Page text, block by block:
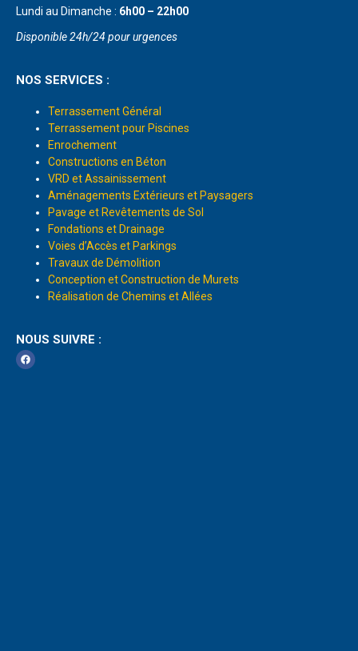
Lundi au Dimanche : 6h00 – 22h00
Disponible 24h/24 pour urgences
NOS SERVICES :
Terrassement Général
Terrassement pour Piscines
Enrochement
Constructions en Béton
VRD et Assainissement
Aménagements Extérieurs et Paysagers
Pavage et Revêtements de Sol
Fondations et Drainage
Voies d’Accès et Parkings
Travaux de Démolition
Conception et Construction de Murets
Réalisation de Chemins et Allées
NOUS SUIVRE :